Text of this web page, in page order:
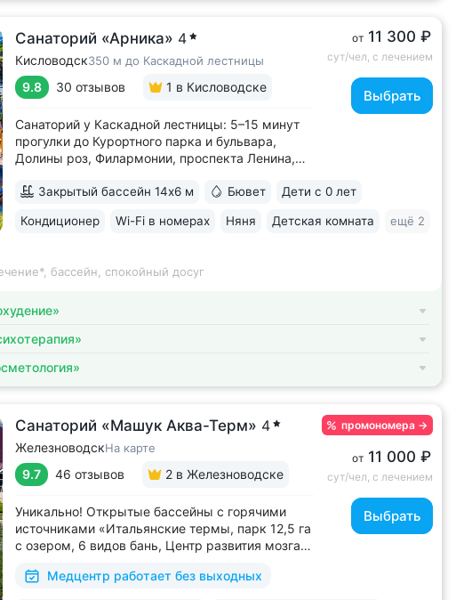
Санаторий «Арника» 4
Кисловодск350 м до Каскадной лестницы
9.8 30 отзывов 1 в Кисловодске
Санаторий у Каскадной лестницы: 5–15 минут
прогулки до Курортного парка и бульвара,
Долины роз, Филармонии, проспекта Ленина,
открыт в 2018 году. 95% отзывов о санатории
санаторий превзошёл ожидания по уровню...
от 11 300 ₽
сут/чел, с лечением
Выбрать
Закрытый бассейн 14х6 м Бювет Дети с 0 лет
Кондиционер Wi-Fi в номерах Няня Детская комната ещё 2
бассейн, спокойный досуг
Санаторий «Машук Аква-Терм» 4
ЖелезноводскНа карте
9.7 46 отзывов 2 в Железноводске
Уникально! Открытые бассейны с горячими
источниками «Итальянские термы, парк 12,5 га
с озером, 6 видов бань, Центр развития мозга,
зал, 24 программы лечения, EMS-тренировки,
Медцентр работает без выходных
промономера →
от 11 000 ₽
сут/чел, с лечением
Выбрать